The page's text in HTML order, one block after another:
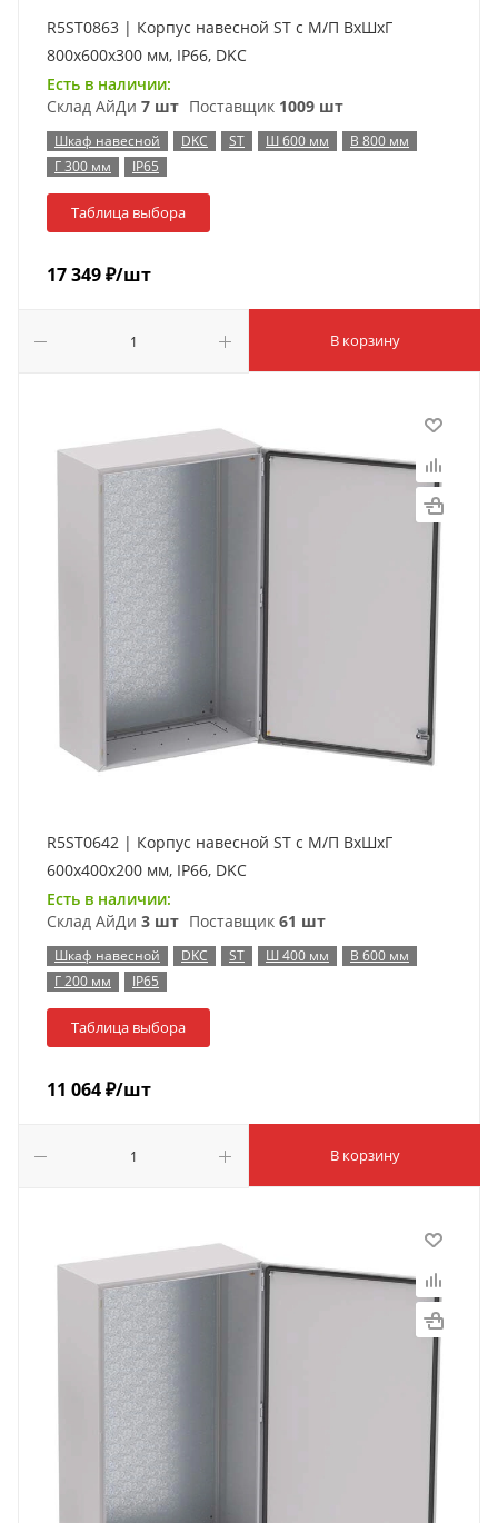
R5ST0863 | Корпус навесной ST с М/П ВxШxГ
800x600x300 мм, IP66, DKC
Есть в наличии:
Склад АйДи 7 шт Поставщик 1009 шт
Шкаф навесной DKC ST Ш 600 мм
В 800 мм
Г 300 мм
IP65
Таблица выбора
17 349₽/шт
В корзину
R5ST0642 | Корпус навесной ST с М/П ВxШxГ
600x400x200 мм, IP66, DKC
Есть в наличии:
Склад АйДи 3 шт Поставщик 61 шт
Шкаф навесной DKC ST Ш 400 мм
В 600 мм
Г 200 мм
IP65
Таблица выбора
11 064₽/шт
В корзину